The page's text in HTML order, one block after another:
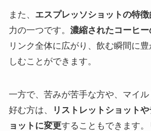
また、 エスプレッソショットの特徴
力の一つです。 濃縮されたコーヒー
リンク全体に広がり、飲む瞬間に
しむことができます。
一方で、苦みが苦手な方や、マイ
好む方は、
リストレットショット
ョットに変更することもできます。